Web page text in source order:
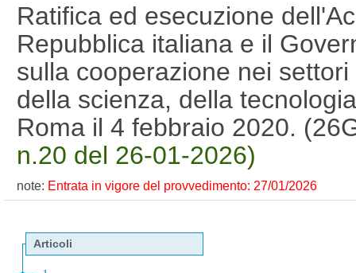
Ratifica ed esecuzione
Repubblica italiana e il
sulla cooperazione nei
della scienza, della
Roma il 4 febbraio 2020.
n.20 del 26-01-2026)
note: Entrata in vigore del provvedimento: 27/01/2026